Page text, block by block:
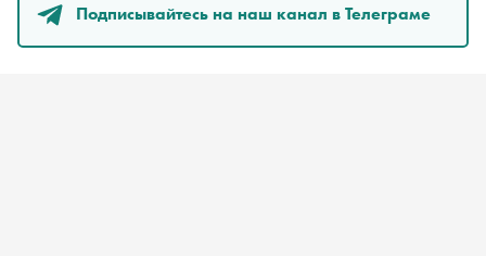
Подписывайтесь на наш канал в Телеграме